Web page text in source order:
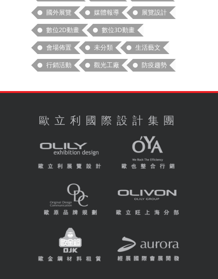
國外展覽
媒體報導
展覽設計
數位2D動畫
數位3D動畫
會場佈置
未分類
生活藝文
行銷活動
觀光工廠 防疫趨勢
歐立利國際設計集團